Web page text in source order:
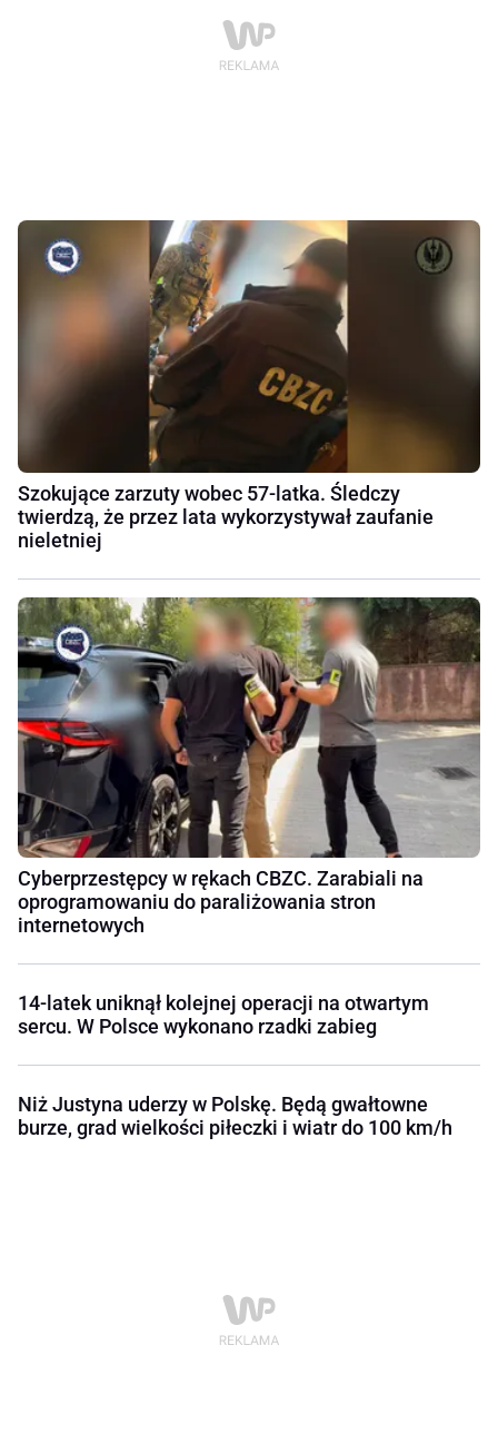
Szokujące zarzuty wobec 57-latka. Śledczy
twierdzą, że przez lata wykorzystywał zaufanie
nieletniej
Cyberprzestępcy w rękach CBZC. Zarabiali na
oprogramowaniu do paraliżowania stron
internetowych
14-latek uniknął kolejnej operacji na otwartym
sercu. W Polsce wykonano rzadki zabieg
Niż Justyna uderzy w Polskę. Będą gwałtowne
burze, grad wielkości piłeczki i wiatr do 100 km/h